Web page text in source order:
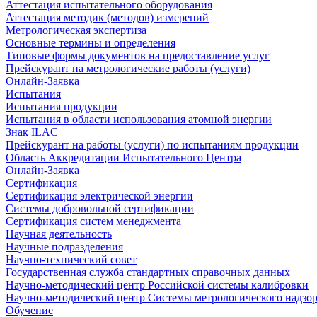
Аттестация испытательного оборудования
Аттестация методик (методов) измерений
Метрологическая экспертиза
Основные термины и определения
Типовые формы документов на предоставление услуг
Прейскурант на метрологические работы (услуги)
Онлайн-Заявка
Испытания
Испытания продукции
Испытания в области использования атомной энергии
Знак ILAC
Прейскурант на работы (услуги) по испытаниям продукции
Область Аккредитации Испытательного Центра
Онлайн-Заявка
Сертификация
Сертификация электрической энергии
Системы добровольной сертификации
Сертификация систем менеджмента
Научная деятельность
Научные подразделения
Научно-технический совет
Государственная служба стандартных справочных данных
Научно-методический центр Российской системы калибровки
Научно-методический центр Системы метрологического
Обучение